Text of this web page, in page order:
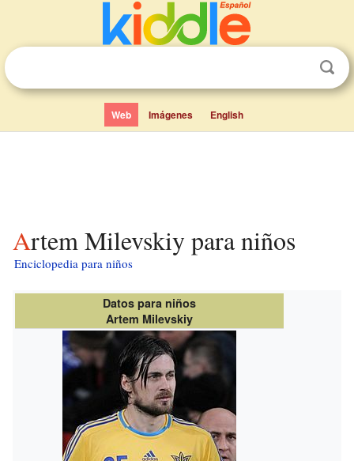
Web Imágenes English
Artem Milevskiy para niños
Enciclopedia para niños
Datos para niños
Artem Milevskiy